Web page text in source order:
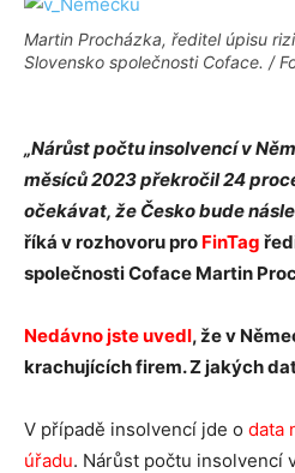
Martin Procházka, ředitel úpisu
Slovensko společnosti Coface. /
„Nárůst počtu insolvencí v
měsíců 2023 překročil 24
očekávat, že Česko bude
říká v rozhovoru pro FinTag
společnosti Coface Martin
Nedávno jste uvedl, že v
krachujících firem. Z jakých
V případě insolvencí jde o data
úřadu. Nárůst počtu insolvencí